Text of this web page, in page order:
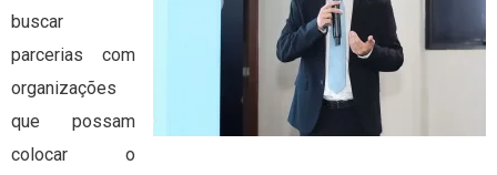
buscar
parcerias com
organizações
que possam
colocar o